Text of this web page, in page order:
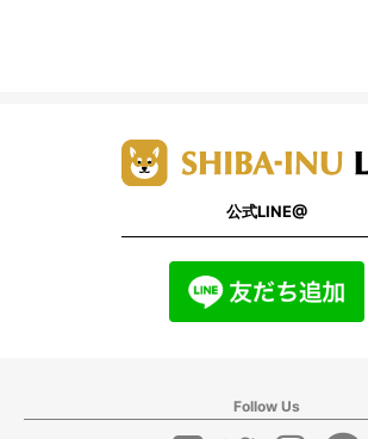
公式LINE@
Follow Us